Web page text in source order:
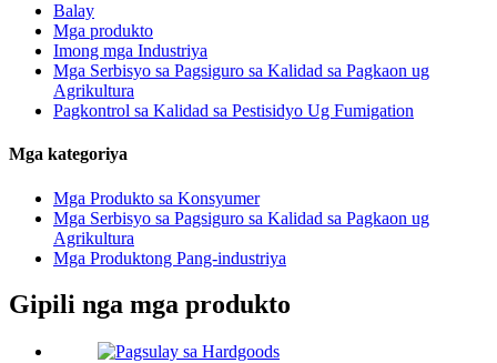
Balay
Mga produkto
Imong mga Industriya
Mga Serbisyo sa Pagsiguro sa Kalidad sa Pagkaon ug
Agrikultura
Pagkontrol sa Kalidad sa Pestisidyo Ug Fumigation
Mga kategoriya
Mga Produkto sa Konsyumer
Mga Serbisyo sa Pagsiguro sa Kalidad sa Pagkaon ug
Agrikultura
Mga Produktong Pang-industriya
Gipili nga mga produkto